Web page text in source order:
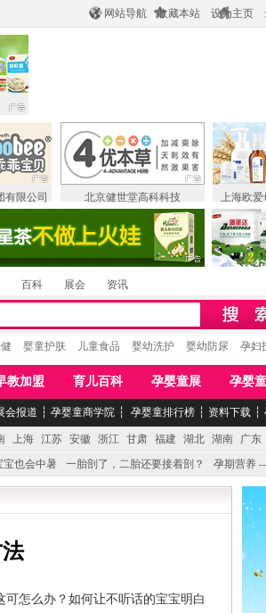
网站导航 收藏本站 设为主页
有限公司 北京健世堂高科科技 上海欧爱
百科 展会 资讯
婴童护肤 儿童食品 婴幼洗护 婴幼防尿 孕妇
教加盟 育儿百科 孕婴童展 孕婴
会报道 ┆ 孕婴童商学院 ┆ 孕婴童排行榜 ┆ 资料下载 ┆
上海 江苏 安徽 浙江 甘肃 福建 湖北 湖南 广东
宝也会中暑 一胎剖了，二胎还要接着剖？ 孕期营养
租了！
怎么办？如何让不听话的宝宝明白